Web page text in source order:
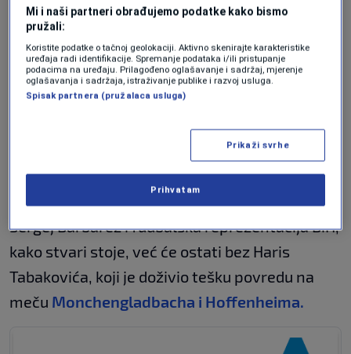
Nakon toga se držao za lijevu nogu, ali je brzo
Zmaju ukazana pomoć pa je nastavio meč.
Nadamo se da neće biti nikakvih problema sa
defanzivcem BiH.
Sassuolo je jedanaesti na tabeli sa 19bodova,
Lecce je u mjesto iznad zone ispadanja na 17.
Sergej Barbarez i fudbalska reprezentacija BiH,
kako stvari stoje, već će ostati bez Haris
Tabakovića, koji je doživio tešku povredu na
meču Monchengladbacha i Hoffenheima.
Mi i naši partneri obrađujemo podatke kako bismo
pružali:
Koristite podatke o tačnoj geolokaciji. Aktivno skenirajte karakteristike
uređaja radi identifikacije. Spremanje podataka i/ili pristupanje
podacima na uređaju. Prilagođeno oglašavanje i sadržaj, mjerenje
oglašavanja i sadržaja, istraživanje publike i razvoj usluga.
Spisak partnera (pružalaca usluga)
Prikaži svrhe
Prihvatam